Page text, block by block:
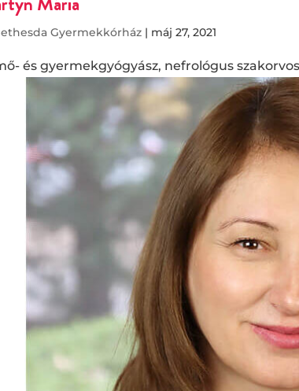
Gyermekkórház | máj 27, 2021
és gyermekgyógyász, nefrológus